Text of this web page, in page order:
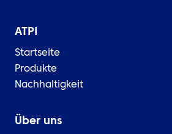
ATPI
Startseite
Produkte
Nachhaltigkeit
Über uns